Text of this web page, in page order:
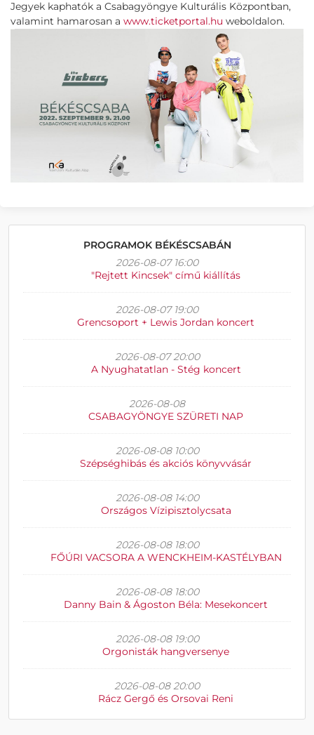
Jegyek kaphatók a Csabagyöngye Kulturális Központban,
valamint hamarosan a www.ticketportal.hu weboldalon.
PROGRAMOK BÉKÉSCSABÁN
2026-08-07 16:00
"Rejtett Kincsek" című kiállítás
2026-08-07 19:00
Grencsoport + Lewis Jordan koncert
2026-08-07 20:00
A Nyughatatlan - Stég koncert
2026-08-08
CSABAGYÖNGYE SZÜRETI NAP
2026-08-08 10:00
Szépséghibás és akciós könyvvásár
2026-08-08 14:00
Országos Vízipisztolycsata
2026-08-08 18:00
FŐÚRI VACSORA A WENCKHEIM-KASTÉLYBAN
2026-08-08 18:00
Danny Bain & Ágoston Béla: Mesekoncert
2026-08-08 19:00
Orgonisták hangversenye
2026-08-08 20:00
Rácz Gergő és Orsovai Reni